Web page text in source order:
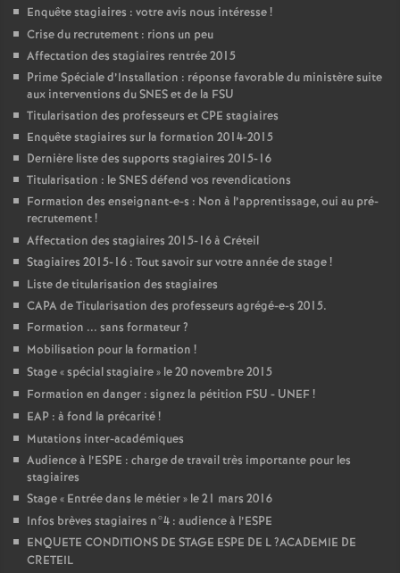
Enquête stagiaires : votre avis nous intéresse!
Crise du recrutement : rions un peu
Affectation des stagiaires rentrée 2015
Prime Spéciale d’Installation : réponse favorable du ministère suite
aux interventions duSNESet de la FSU
Titularisation des professeurs etCPE stagiaires
Enquête stagiaires sur la formation 2014-2015
Dernière liste des supports stagiaires 2015-16
Titularisation : leSNESdéfend vos revendications
Formation des enseignant-e-s : Non à l’apprentissage, oui au pré-
recrutement!
Affectation des stagiaires 2015-16 à Créteil
Stagiaires 2015-16 : Tout savoir sur votre année de stage!
Liste de titularisation des stagiaires
CAPAde Titularisation des professeurs agrégé-e-s 2015.
Formation ... sans formateur?
Mobilisation pour la formation !
Stage «spécial stagiaire» le 20 novembre 2015
Formation en danger : signez la pétition FSU - UNEF!
EAP : à fond la précarité!
Mutations inter-académiques
Audience à l’ESPE : charge de travail très importante pour les
stagiaires
Stage « Entrée dans le métier» le 21 mars 2016
Infos brèves stagiaires n°4 : audience à l’ESPE
ENQUETE CONDITIONS DE STAGE ESPE DE L?ACADEMIE DE
CRETEIL